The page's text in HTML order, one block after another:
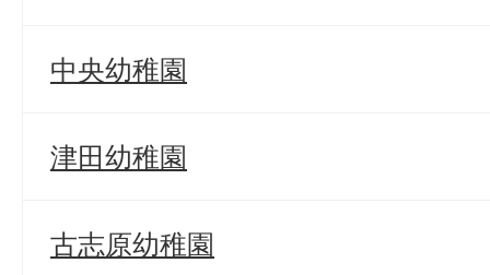
中央幼稚園
津田幼稚園
古志原幼稚園